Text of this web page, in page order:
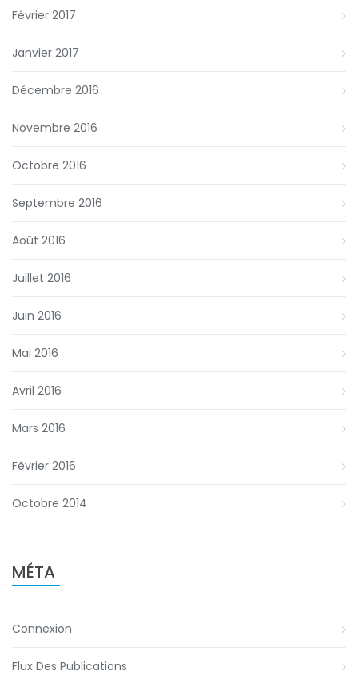
Février 2017
Janvier 2017
Décembre 2016
Novembre 2016
Octobre 2016
Septembre 2016
Août 2016
Juillet 2016
Juin 2016
Mai 2016
Avril 2016
Mars 2016
Février 2016
Octobre 2014
MÉTA
Connexion
Flux Des Publications